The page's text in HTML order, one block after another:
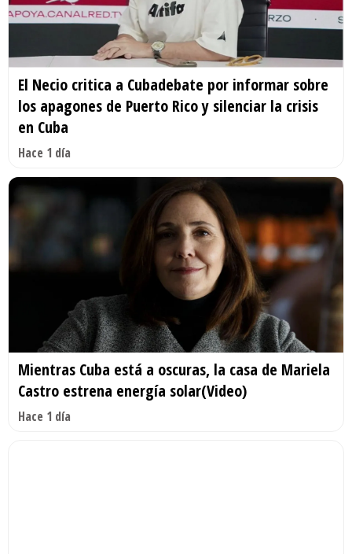
El Necio critica a Cubadebate por informar sobre
los apagones de Puerto Rico y silenciar la crisis
en Cuba
Hace 1 día
Mientras Cuba está a oscuras, la casa de Mariela
Castro estrena energía solar(Video)
Hace 1 día